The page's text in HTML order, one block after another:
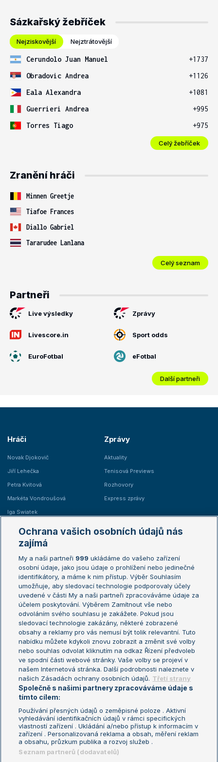
Sázkařský žebříček
Nejziskovější Nejztrátovější
Cerundolo Juan Manuel
+1737
Obradovic Andrea
+1126
Eala Alexandra
+1081
Guerrieri Andrea
+995
Torres Tiago
+975
Celý žebříček
Zranění hráči
Minnen Greetje
Tiafoe Frances
Diallo Gabriel
Tararudee Lanlana
Celý seznam
Partneři
Live výsledky Zprávy
Livescore.in Sport odds
EuroFotbal eFotbal
Další partneři
Hráči
Novak Djokovič
Jiří Lehečka
Petra Kvitová
Markéta Vondroušová
Iga Swiatek
Zprávy
Aktuality
Tenisová Previews
Rozhovory
Express zprávy
Žebříčky
Žebříček ATP (muži)
Žebříček WTA (ženy)
Sázkařský žebříček
Australian Open
French Open
Wimbledon
US Open
Turnaj mistrů
Turnaj mistryň
Aktualní trendy
Fotbalové přestupy
Livesport Daily
LS Prague Open
Podmínky užití
Nastavení soukromí
GDPR a žurnalistika
Reklama
Kontakt
Informace o zpracování osobních
údajů
Ochrana vašich osobních údajů nás
zajímá
My a naši partneři 999 ukládáme do vašeho zařízení
osobní údaje, jako jsou údaje o prohlížení nebo jedinečné
identifikátory, a máme k nim přístup. Výběr Souhlasím
umožňuje, aby sledovací technologie podporovaly účely
uvedené v části My a naši partneři zpracováváme údaje za
účelem poskytování. Výběrem Zamítnout vše nebo
odvoláním svého souhlasu je zakážete. Pokud jsou
sledovací technologie zakázány, některé zobrazené
obsahy a reklamy pro vás nemusí být tolik relevantní. Tuto
nabídku můžete kdykoli znovu zobrazit a změnit své volby
nebo souhlas odvolat kliknutím na odkaz Řízení předvoleb
ve spodní části webové stránky. Vaše volby se projeví v
našem Internetová stránka. Další podrobnosti naleznete v
našich Zásadách ochrany osobních údajů. Třetí strany
Společně s našimi partnery zpracováváme údaje s
tímto cílem:
Používání přesných údajů o zeměpisné poloze . Aktivní
vyhledávání identifikačních údajů v rámci specifických
vlastností zařízení . Ukládání a/nebo přístup k informacím v
zařízení . Personalizovaná reklama a obsah, měření reklam
a obsahu, průzkum publika a rozvoj služeb .
Seznam partnerů (dodavatelů)